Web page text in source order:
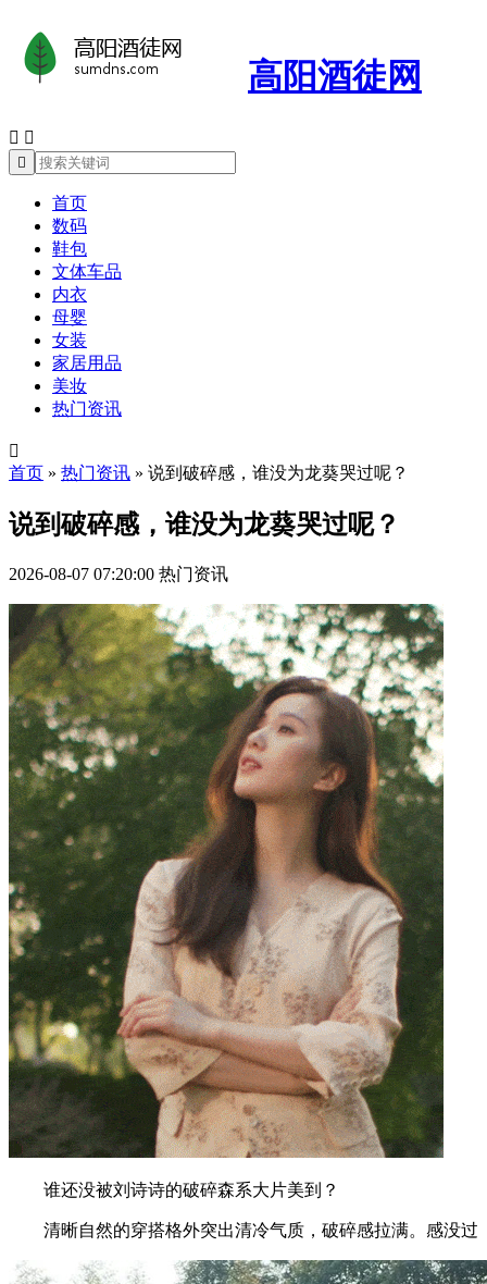
高阳酒徒网
 

首页
数码
鞋包
文体车品
内衣
母婴
女装
家居用品
美妆
热门资讯

首页 » 热门资讯 » 说到破碎感，谁没为龙葵哭过呢？
说到破碎感，谁没为龙葵哭过呢？
2026-08-07 07:20:00 热门资讯
谁还没被刘诗诗的破碎森系大片美到？
清晰自然的穿搭格外突出清冷气质，破碎感拉满。感没过